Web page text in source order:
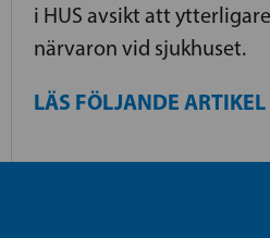
i HUS avsikt att
närvaron vid sjukhuset.
LÄS FÖLJANDE ARTIKEL